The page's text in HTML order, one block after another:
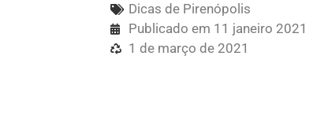
Dicas de Pirenópolis
Publicado em 11 janeiro 2021
1 de março de 2021